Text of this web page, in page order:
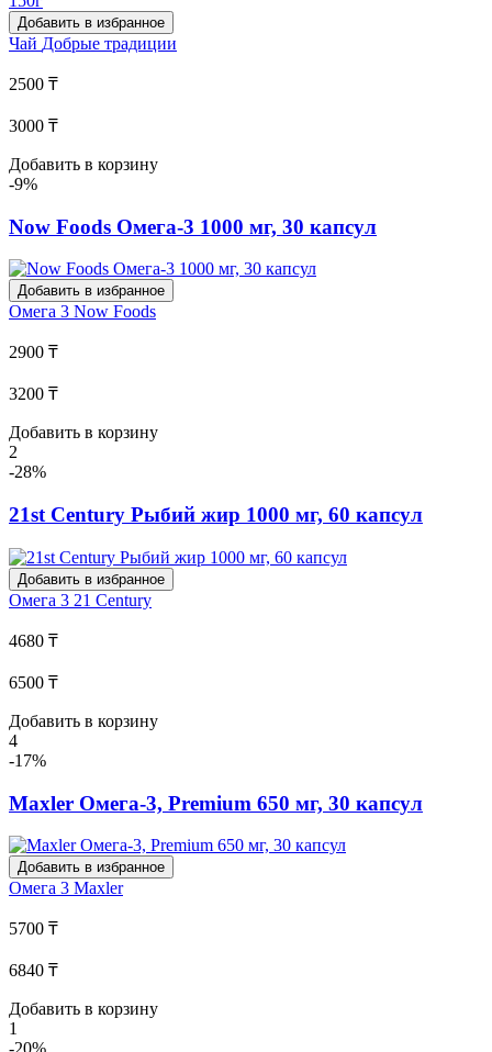
Добавить в избранное
Чай Добрые традиции
2500 ₸
3000 ₸
Добавить в корзину
-9%
Now Foods Омега-3 1000 мг, 30 капсул
Добавить в избранное
Омега 3 Now Foods
2900 ₸
3200 ₸
Добавить в корзину
2
-28%
21st Century Рыбий жир 1000 мг, 60 капсул
Добавить в избранное
Омега 3 21 Century
4680 ₸
6500 ₸
Добавить в корзину
4
-17%
Maxler Омега-3, Premium 650 мг, 30 капсул
Добавить в избранное
Омега 3 Maxler
5700 ₸
6840 ₸
Добавить в корзину
1